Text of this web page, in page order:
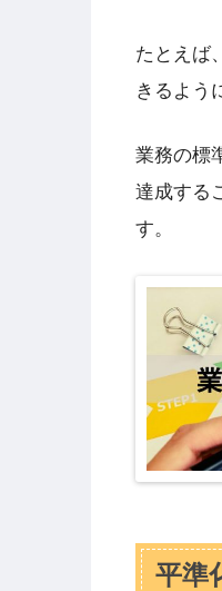
たとえば
きるよう
業務の標
達成する
す。
平準